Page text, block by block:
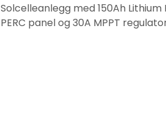
Solcelleanlegg med 150Ah
PERC panel og 30A MPPT